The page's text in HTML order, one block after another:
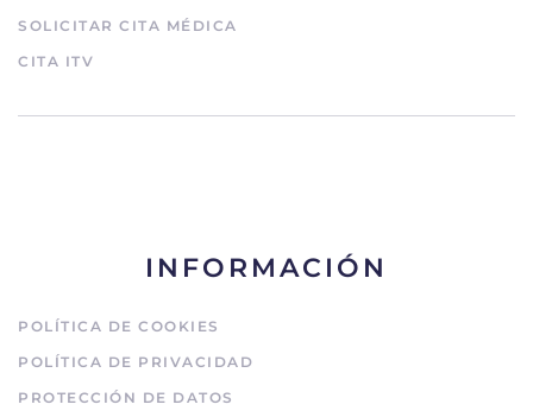
SOLICITAR CITA MÉDICA
CITA ITV
INFORMACIÓN
POLÍTICA DE COOKIES
POLÍTICA DE PRIVACIDAD
PROTECCIÓN DE DATOS